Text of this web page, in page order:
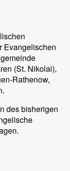
Evangelischen
(St. Nikolai),
Rathenow,
des bisherigen